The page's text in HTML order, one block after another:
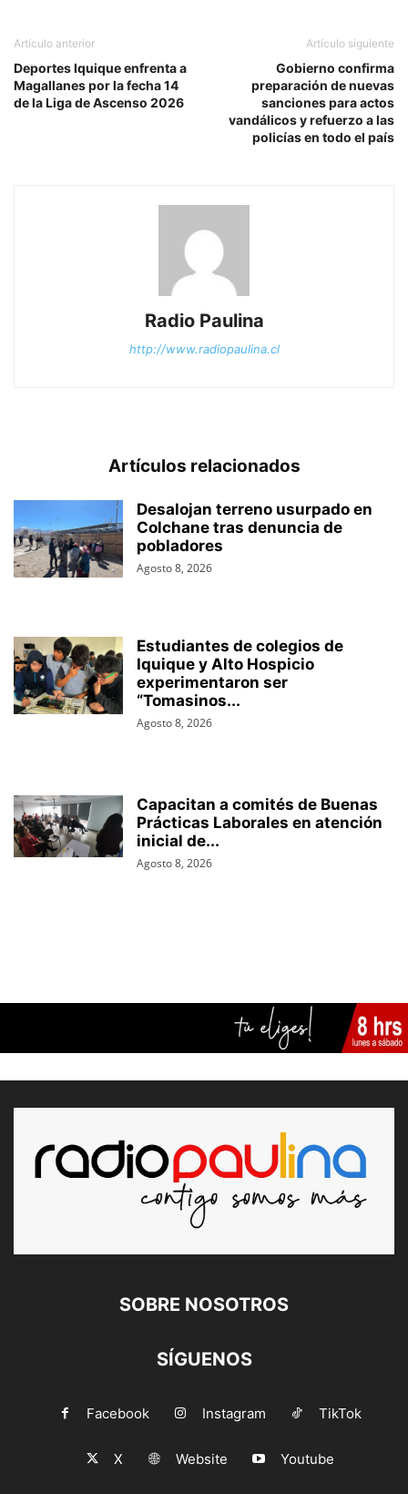
Artículo anterior
Deportes Iquique enfrenta a
Magallanes por la fecha 14
de la Liga de Ascenso 2026
Artículo siguiente
Gobierno confirma
preparación de nuevas
sanciones para actos
vandálicos y refuerzo a las
policías en todo el país
Radio Paulina
http://www.radiopaulina.cl
Artículos relacionados
Desalojan terreno usurpado en
Colchane tras denuncia de
pobladores
Agosto 8, 2026
Estudiantes de colegios de
Iquique y Alto Hospicio
experimentaron ser
“Tomasinos...
Agosto 8, 2026
Capacitan a comités de Buenas
Prácticas Laborales en atención
inicial de...
Agosto 8, 2026
SOBRE NOSOTROS
SÍGUENOS
Facebook Instagram TikTok
X Website Youtube